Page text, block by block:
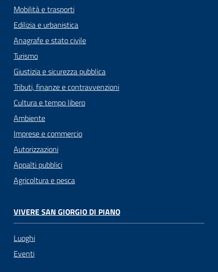
Mobilità e trasporti
Edilizia e urbanistica
Anagrafe e stato civile
Turismo
Giustizia e sicurezza pubblica
Tributi, finanze e contravvenzioni
Cultura e tempo libero
Ambiente
Imprese e commercio
Autorizzazioni
Appalti pubblici
Agricoltura e pesca
VIVERE SAN GIORGIO DI PIANO
Luoghi
Eventi